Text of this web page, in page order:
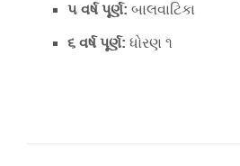
૫ વર્ષ પૂર્ણ: બાલવાટિકા
૬ વર્ષ પૂર્ણ: ધોરણ ૧